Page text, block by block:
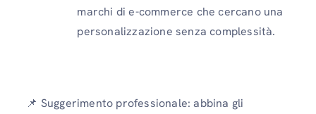
marchi di e-commerce che cercano una
personalizzazione senza complessità.
📌 Suggerimento professionale: abbina gli